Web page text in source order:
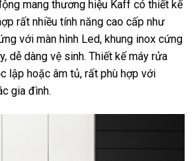
mang thương hiệu Kaff có thiết kế
rất nhiều tính năng cao cấp như
với màn hình Led, khung inox cứng
dễ dàng vệ sinh. Thiết kế máy rửa
lập hoặc âm tủ, rất phù hợp với
gia đình.